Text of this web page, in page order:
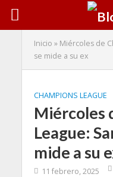
Inicio » Miércoles de
se mide a su ex
CHAMPIONS LEAGUE
Miércoles
League:
mide a su
11 febrero, 2025